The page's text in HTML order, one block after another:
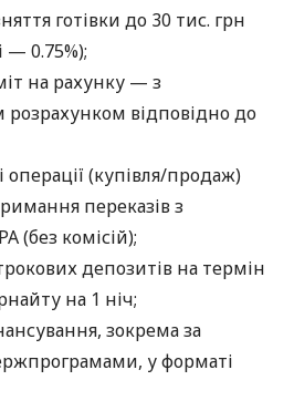
готівки до 30 тис. грн
— 0.75%);
на рахунку — з
відповідно до
операції (купівля/продаж)
переказів з
(без комісій);
депозитів на термін
на 1 ніч;
зокрема за
у форматі